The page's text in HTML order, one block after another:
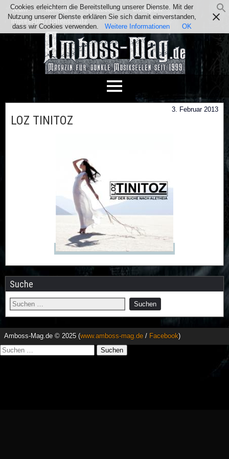
Team Kontakt Facebook
Instagram
Impressum / Datenschutz
3. Februar 2013
LOZ TINITOZ
Suche
Amboss-Mag.de © 2025 (www.amboss-mag.de / Facebook)
Cookies erleichtern die Bereitstellung unserer Dienste. Mit der
Nutzung unserer Dienste erklären Sie sich damit einverstanden,
dass wir Cookies verwenden.
Weitere Informationen OK